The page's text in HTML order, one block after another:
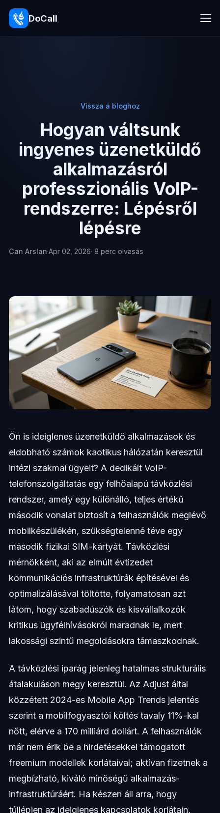
DoCall
Vissza a bloghoz
Hogyan váltsunk
ingyenes üzenetküldő
alkalmazásról
professzionális VoIP-
rendszerre: Lépésről
lépésre
Can Arslan·Apr 02, 2026· 8 perc olvasás
Ön is ideiglenes üzenetküldő alkalmazások és
eldobható számok kaotikus hálózatán keresztül
intézi szakmai ügyeit? A dedikált VoIP-
telefonszolgáltatás egy felhőalapú távközlési
rendszer, amely egy különálló, teljes értékű
második vonalat biztosít a felhasználók meglévő
mobilkészülékén, szükségtelenné téve egy
második fizikai SIM-kártyát. Távközlési
mérnökként, aki az elmúlt évtizedet
kommunikációs infrastruktúrák építésével és
optimalizálásával töltötte, folyamatosan azt
látom, hogy szabadúszók és kisvállalkozók
kritikus ügyfélhívásokról maradnak le, mert
lakossági szintű megoldásokra támaszkodnak.
A távközlési iparág jelenleg hatalmas strukturális
átalakuláson megy keresztül. Az Adjust által
közzétett 2024-es Mobile App Trends jelentés
szerint a mobilfogyasztói költés tavaly 11%-kal
nőtt, elérve a 170 milliárd dollárt. A felhasználók
már nem érik be a hirdetésekkel támogatott
freemium modellek korlátaival; aktívan fizetnek a
megbízható, kiváló minőségű alkalmazás-
infrastruktúráért. Ha készen áll arra, hogy
túllépjen az ideiglenes kapcsolatok korlátain,